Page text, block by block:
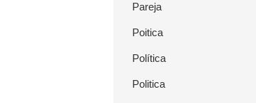
Pareja
Poitica
Política
Politica